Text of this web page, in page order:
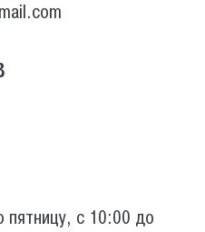
пятницу, с 10:00 до